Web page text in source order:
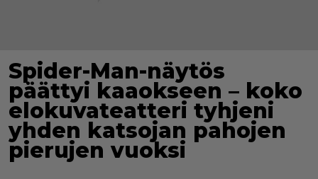
Spider-Man-näytös
päättyi kaaokseen – koko
elokuvateatteri tyhjeni
yhden katsojan pahojen
pierujen vuoksi